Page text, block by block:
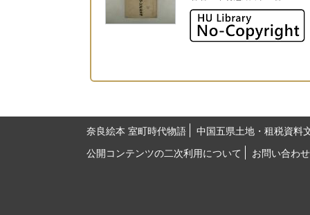
奈良絵本 室町時代物語
中国五県土地・租税資料
公開コンテンツの二次利用について
お問い合わせ